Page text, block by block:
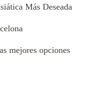
Más Deseada
mejores opciones